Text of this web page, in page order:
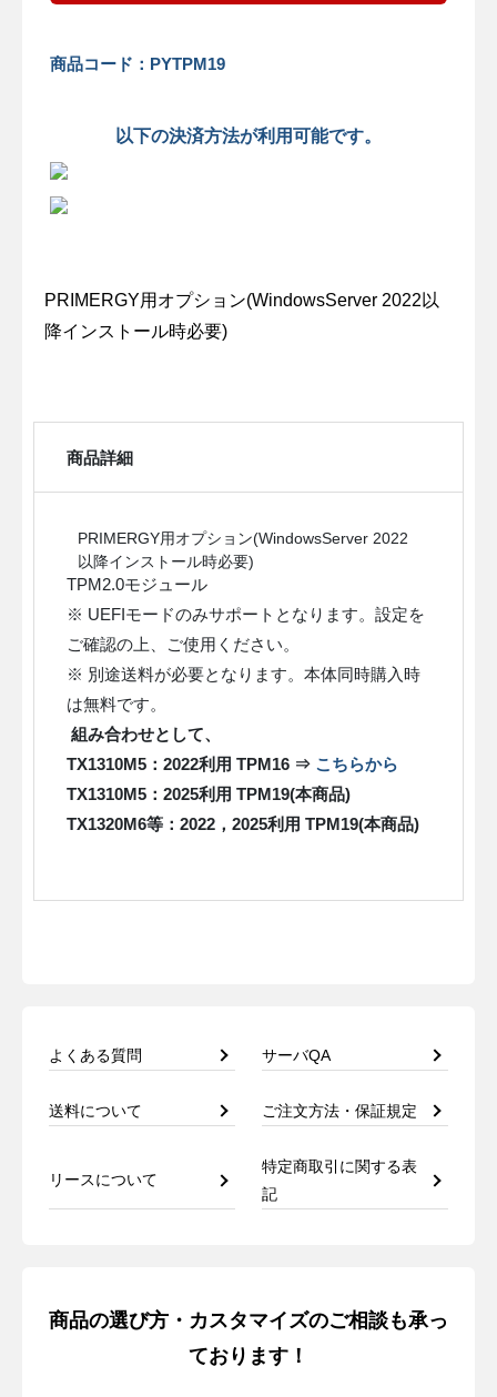
商品コード：PYTPM19
以下の決済方法が利用可能です。
PRIMERGY用オプション(WindowsServer 2022以
降インストール時必要)
商品詳細
PRIMERGY用オプション(WindowsServer 2022
以降インストール時必要)
TPM2.0モジュール
※ UEFIモードのみサポートとなります。設定を
ご確認の上、ご使用ください。
※ 別途送料が必要となります。本体同時購入時
は無料です。
組み合わせとして、
TX1310M5：2022利用 TPM16 ⇒ こちらから
TX1310M5：2025利用 TPM19(本商品)
TX1320M6等：2022，2025利用 TPM19(本商品)
よくある質問 サーバQA
送料について ご注文方法・保証規定
リースについて
特定商取引に関する表
記
商品の選び方・カスタマイズのご相談も承っ
ております！